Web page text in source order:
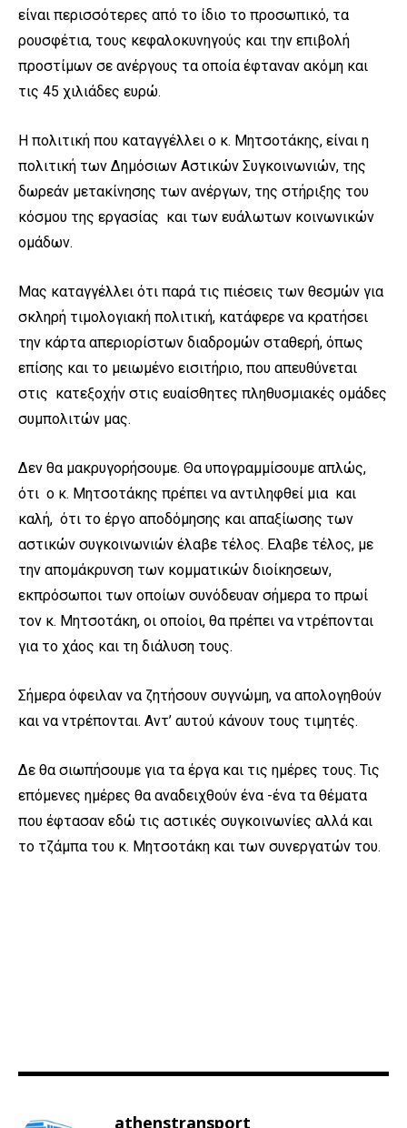
είναι περισσότερες από το ίδιο το προσωπικό, τα
ρουσφέτια, τους κεφαλοκυνηγούς και την επιβολή
προστίμων σε ανέργους τα οποία έφταναν ακόμη και
τις 45 χιλιάδες ευρώ.
Η πολιτική που καταγγέλλει ο κ. Μητσοτάκης, είναι η
πολιτική των Δημόσιων Αστικών Συγκοινωνιών, της
δωρεάν μετακίνησης των ανέργων, της στήριξης του
κόσμου της εργασίας και των ευάλωτων κοινωνικών
ομάδων.
Μας καταγγέλλει ότι παρά τις πιέσεις των θεσμών για
σκληρή τιμολογιακή πολιτική, κατάφερε να κρατήσει
την κάρτα απεριορίστων διαδρομών σταθερή, όπως
επίσης και το μειωμένο εισιτήριο, που απευθύνεται
στις κατεξοχήν στις ευαίσθητες πληθυσμιακές ομάδες
συμπολιτών μας.
Δεν θα μακρυγορήσουμε. Θα υπογραμμίσουμε απλώς,
ότι ο κ. Μητσοτάκης πρέπει να αντιληφθεί μια και
καλή, ότι το έργο αποδόμησης και απαξίωσης των
αστικών συγκοινωνιών έλαβε τέλος. Ελαβε τέλος, με
την απομάκρυνση των κομματικών διοίκησεων,
εκπρόσωποι των οποίων συνόδευαν σήμερα το πρωί
τον κ. Μητσοτάκη, οι οποίοι, θα πρέπει να ντρέπονται
για το χάος και τη διάλυση τους.
Σήμερα όφειλαν να ζητήσουν συγνώμη, να απολογηθούν
και να ντρέπονται. Αντ’ αυτού κάνουν τους τιμητές.
Δε θα σιωπήσουμε για τα έργα και τις ημέρες τους. Τις
επόμενες ημέρες θα αναδειχθούν ένα -ένα τα θέματα
που έφτασαν εδώ τις αστικές συγκοινωνίες αλλά και
το τζάμπα του κ. Μητσοτάκη και των συνεργατών του.
athenstransport